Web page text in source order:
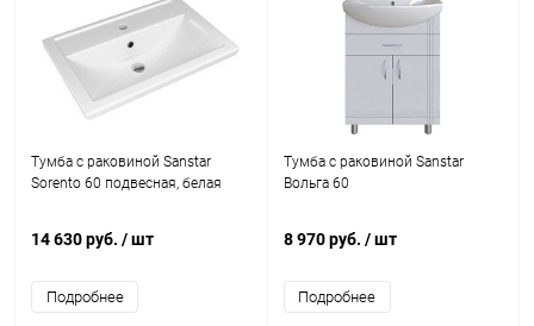
Тумба с раковиной Sanstar
Sorento 60 подвесная, белая
14 630 руб. / шт
Подробнее
Тумба с раковиной Sanstar
Вольга 60
8 970 руб. / шт
Подробнее